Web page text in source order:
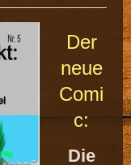
Der
neue
Comi
c:
Die